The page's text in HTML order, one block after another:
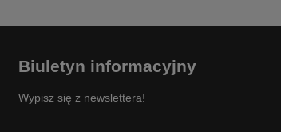
Biuletyn informacyjny
Wypisz się z newslettera!